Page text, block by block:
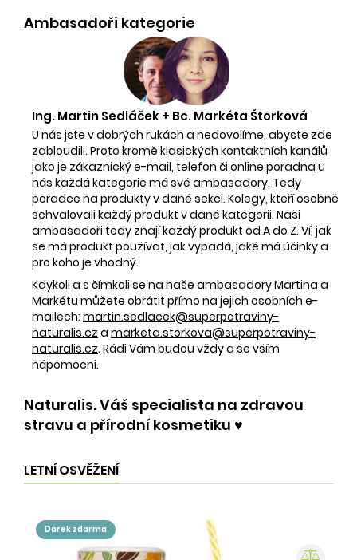
Ambasadoři kategorie
Ing. Martin Sedláček + Bc. Markéta Štorková
U nás jste v dobrých rukách a nedovolíme, abyste zde
zabloudili. Proto kromě klasických kontaktních kanálů
jako je zákaznický e-mail, telefon či online poradna u
nás každá kategorie má své ambasadory. Tedy
poradce na produkty v dané sekci. Kolegy, kteří osobně
schvalovali každý produkt v dané kategorii. Naši
ambasadoři tedy znají každý produkt od A do Z. Ví, jak
se má produkt používat, jak vypadá, jaké má účinky a
pro koho je vhodný.
Kdykoli a s čímkoli se na naše ambasadory Martina a
Markétu můžete obrátit přímo na jejich osobních e-
mailech: martin.sedlacek@superpotraviny-
naturalis.cz a marketa.storkova@superpotraviny-
naturalis.cz. Rádi Vám budou vždy a se vším
nápomocni.
Naturalis. Váš specialista na zdravou
stravu a přírodní kosmetiku ♥️
LETNÍ OSVĚŽENÍ
dárek zdarma